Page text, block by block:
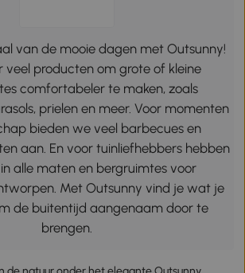
van de mooie dagen met Outsunny!
veel producten om grote of kleine
comfortabeler te maken, zoals
prielen en meer. Voor momenten
bieden we veel barbecues en
aan. En voor tuinliefhebbers hebben
alle maten en bergruimtes voor
Met Outsunny vind je wat je
de buitentijd aangenaam door te
brengen.